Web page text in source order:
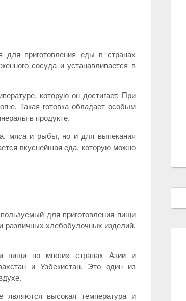
для приготовления еды в странах
сосуда и устанавливается в
которую он достигает. При
Такая готовка обладает особым
в продукте.
мяса и рыбы, но и для выпекания
вкуснейшая еда, которую можно
для приготовления пищи
различных хлебобулочных изделий,
пищи во многих странах Азии и
и Узбекистан. Это один из
являются высокая температура и